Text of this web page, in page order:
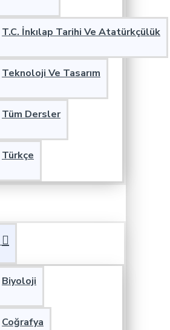
T.C. İnkılap Tarihi Ve Atatürkçülük
Teknoloji Ve Tasarım
Tüm Dersler
Türkçe
Biyoloji
Coğrafya